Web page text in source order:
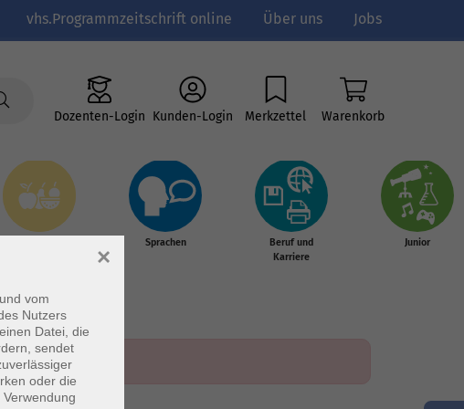
vhs.Programmzeitschrift online Über uns Jobs
Dozenten-Login Kunden-Login Merkzettel Warenkorb
Sprachen
Beruf und
Karriere
Junior
vom
Nutzers
Datei, die
sendet
oder die
×